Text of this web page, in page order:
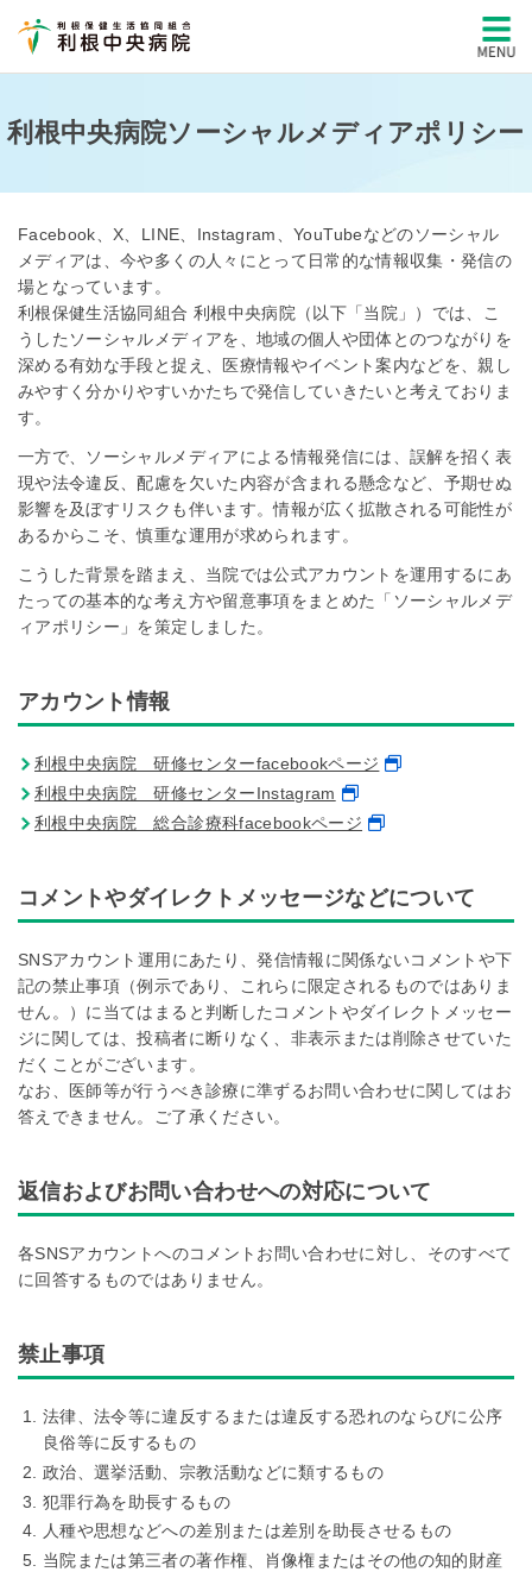
利根中央病院ソーシャルメディアポリシー
Facebook、X、LINE、Instagram、YouTubeなどのソーシャル
メディアは、今や多くの人々にとって日常的な情報収集・発信の
場となっています。
利根保健生活協同組合 利根中央病院（以下「当院」）では、こ
うしたソーシャルメディアを、地域の個人や団体とのつながりを
深める有効な手段と捉え、医療情報やイベント案内などを、親し
みやすく分かりやすいかたちで発信していきたいと考えておりま
す。
一方で、ソーシャルメディアによる情報発信には、誤解を招く表
現や法令違反、配慮を欠いた内容が含まれる懸念など、予期せぬ
影響を及ぼすリスクも伴います。情報が広く拡散される可能性が
あるからこそ、慎重な運用が求められます。
こうした背景を踏まえ、当院では公式アカウントを運用するにあ
たっての基本的な考え方や留意事項をまとめた「ソーシャルメデ
ィアポリシー」を策定しました。
アカウント情報
利根中央病院 研修センターfacebookページ
利根中央病院 研修センターInstagram
利根中央病院 総合診療科facebookページ
コメントやダイレクトメッセージなどについて
SNSアカウント運用にあたり、発信情報に関係ないコメントや下
記の禁止事項（例示であり、これらに限定されるものではありま
せん。）に当てはまると判断したコメントやダイレクトメッセー
ジに関しては、投稿者に断りなく、非表示または削除させていた
だくことがございます。
なお、医師等が行うべき診療に準ずるお問い合わせに関してはお
答えできません。ご了承ください。
返信およびお問い合わせへの対応について
各SNSアカウントへのコメントお問い合わせに対し、そのすべて
に回答するものではありません。
禁止事項
法律、法令等に違反するまたは違反する恐れのならびに公序
良俗等に反するもの
政治、選挙活動、宗教活動などに類するもの
犯罪行為を助長するもの
人種や思想などへの差別または差別を助長させるもの
当院または第三者の著作権、肖像権またはその他の知的財産